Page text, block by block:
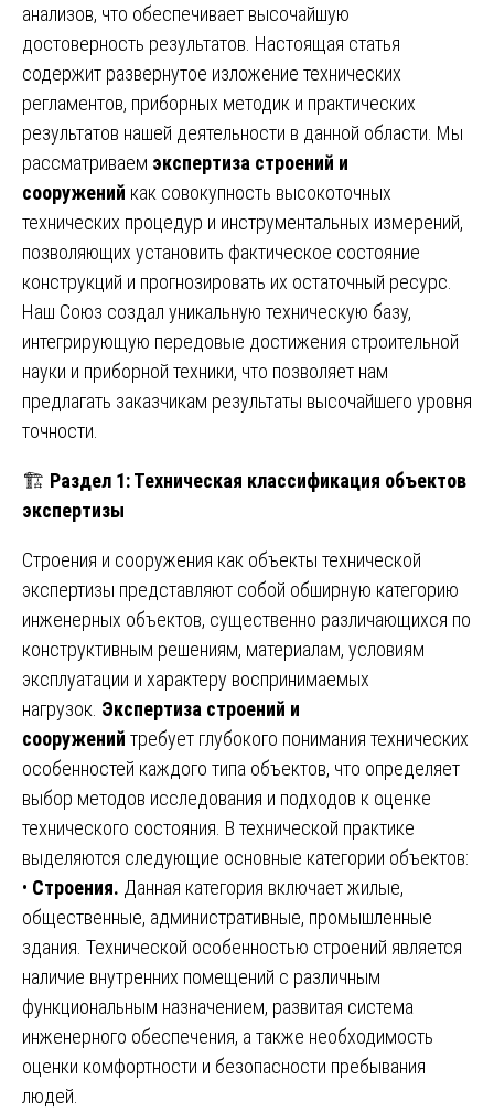
анализов, что обеспечивает высочайшую
достоверность результатов. Настоящая статья
содержит развернутое изложение технических
регламентов, приборных методик и практических
результатов нашей деятельности в данной области. Мы
рассматриваем экспертиза строений и
сооружений как совокупность высокоточных
технических процедур и инструментальных измерений,
позволяющих установить фактическое состояние
конструкций и прогнозировать их остаточный ресурс.
Наш Союз создал уникальную техническую базу,
интегрирующую передовые достижения строительной
науки и приборной техники, что позволяет нам
предлагать заказчикам результаты высочайшего уровня
точности.
🏗️ Раздел 1: Техническая классификация объектов
экспертизы
Строения и сооружения как объекты технической
экспертизы представляют собой обширную категорию
инженерных объектов, существенно различающихся по
конструктивным решениям, материалам, условиям
эксплуатации и характеру воспринимаемых
нагрузок. Экспертиза строений и
сооружений требует глубокого понимания технических
особенностей каждого типа объектов, что определяет
выбор методов исследования и подходов к оценке
технического состояния. В технической практике
выделяются следующие основные категории объектов:
• Строения. Данная категория включает жилые,
общественные, административные, промышленные
здания. Технической особенностью строений является
наличие внутренних помещений с различным
функциональным назначением, развитая система
инженерного обеспечения, а также необходимость
оценки комфортности и безопасности пребывания
людей.